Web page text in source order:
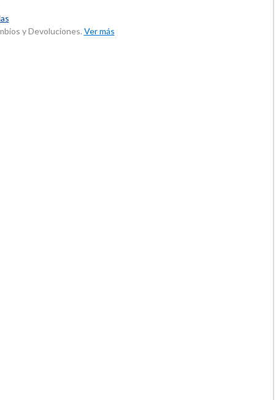
y Devoluciones. Ver más